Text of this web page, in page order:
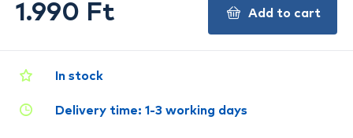
In stock
Delivery time: 1-3 working days
1.990 Ft Add to cart